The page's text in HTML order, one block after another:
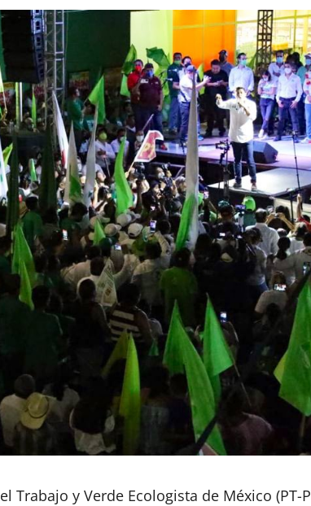
Trabajo y Verde Ecologista de México (PT-